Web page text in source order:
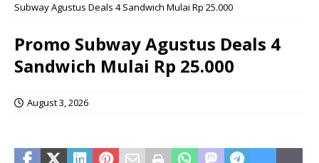
Subway Agustus Deals 4 Sandwich Mulai Rp 25.000
Promo Subway Agustus Deals 4
Sandwich Mulai Rp 25.000
August 3, 2026